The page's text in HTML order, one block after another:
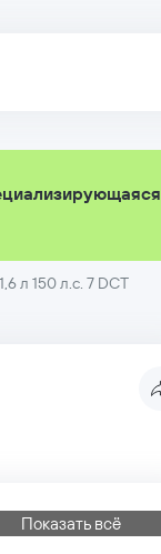
л 150 л.с. 7 DCT
Показать всё